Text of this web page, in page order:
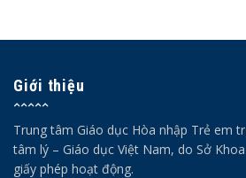
Giới thiệu
Trung tâm Giáo dục Hòa nhập Trẻ em
tâm lý – Giáo dục Việt Nam, do Sở
giấy phép hoạt động.